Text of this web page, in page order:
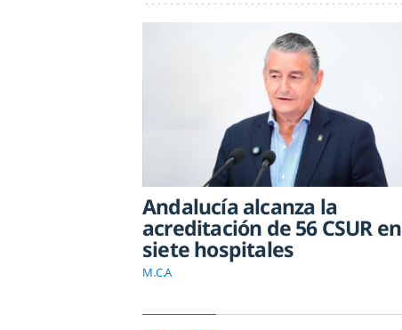
Andalucía alcanza la
acreditación de 56 CSUR en
siete hospitales
M.C.A